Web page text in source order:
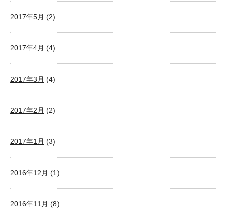
2017年5月 (2)
2017年4月 (4)
2017年3月 (4)
2017年2月 (2)
2017年1月 (3)
2016年12月 (1)
2016年11月 (8)